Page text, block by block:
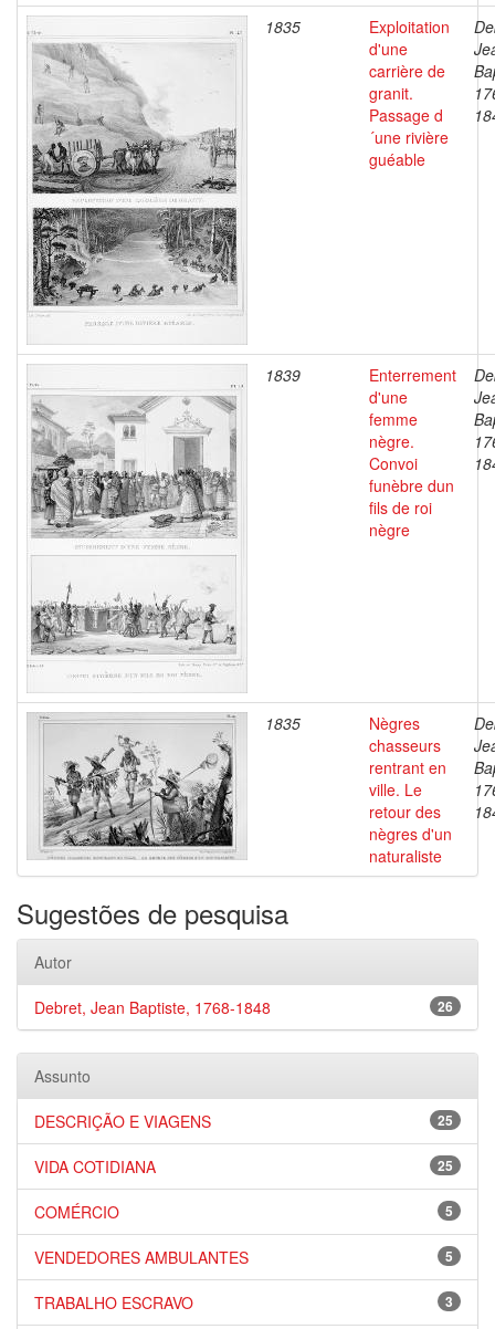
1835
Exploitation
d'une
carrière de
granit.
Passage d
´une rivière
guéable
1839
Enterrement
d'une
femme
nègre.
Convoi
funèbre dun
fils de roi
nègre
1835
Nègres
chasseurs
rentrant en
ville. Le
retour des
nègres d'un
naturaliste
Sugestões de pesquisa
Autor
26
Debret, Jean Baptiste, 1768-1848
Assunto
25
DESCRIÇÃO E VIAGENS
25
VIDA COTIDIANA
5
COMÉRCIO
5
VENDEDORES AMBULANTES
3
TRABALHO ESCRAVO